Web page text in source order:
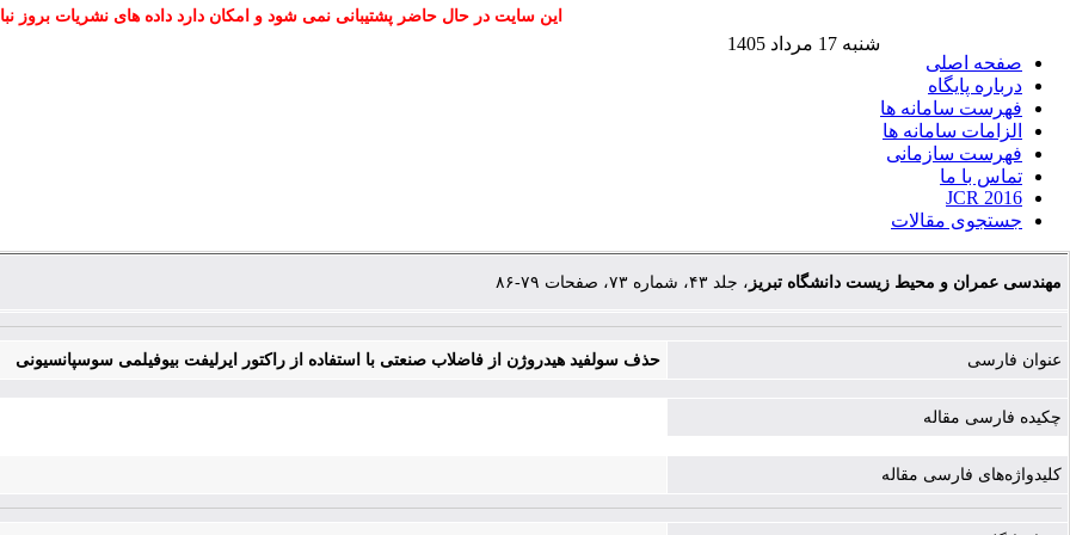
این سایت در حال حاضر پشتیبانی نمی شود و امکان دارد داده های نشریات بروز
صفحه اصلی
درباره پایگاه
فهرست سامانه ها
الزامات سامانه ها
فهرست سازمانی
تماس با ما
JCR 2016
جستجوی مقالات
شنبه 17 مرداد 1405
مهندسی عمران و محیط زیست دانشگاه تبریز ، جلد ۴۳، شماره ۷۳، صفحات ۷۹-۸۶
عنوان فارسی حذف سولفید هیدروژن از فاضلاب صنعتی با استفاده از راکتور ایرلیفت بیوفیلمی سوسپانسیونی
چکیده فارسی مقاله
کلیدواژه‌های فارسی مقاله